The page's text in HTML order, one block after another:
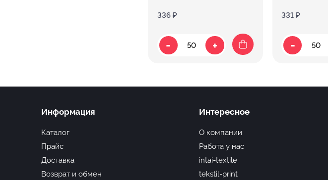
336 ₽
- +
331 ₽
-
Информация
Каталог
Прайс
Доставка
Возврат и обмен
Интересное
О компании
Работа у нас
intai-textile
tekstil-print